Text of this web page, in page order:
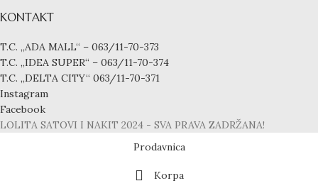
KONTAKT
T.C. „ADA MALL“ – 063/11-70-373
T.C. „IDEA SUPER“ – 063/11-70-374
T.C. „DELTA CITY“ 063/11-70-371
Instagram
Facebook
LOLITA SATOVI I NAKIT 2024 - SVA PRAVA ZADRŽANA!
Prodavnica
Korpa